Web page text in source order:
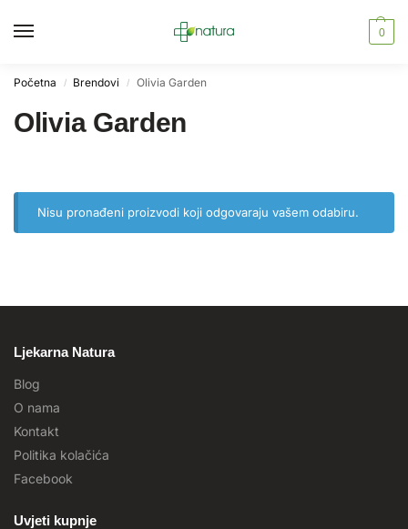
0
Početna / Brendovi / Olivia Garden
Olivia Garden
Nisu pronađeni proizvodi koji odgovaraju vašem odabiru.
Ljekarna Natura
Blog
O nama
Kontakt
Politika kolačića
Facebook
Uvjeti kupnje